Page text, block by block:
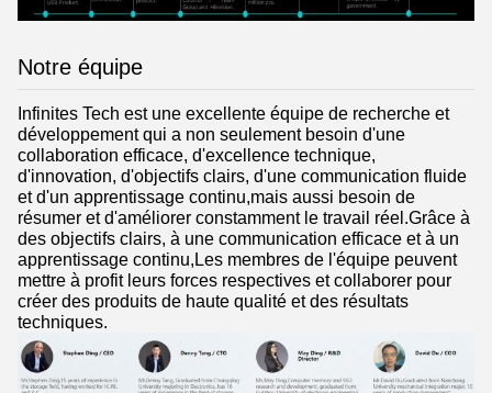
Notre équipe
Infinites Tech est une excellente équipe de recherche et
développement qui a non seulement besoin d'une
collaboration efficace, d'excellence technique,
d'innovation, d'objectifs clairs, d'une communication fluide
et d'un apprentissage continu,mais aussi besoin de
résumer et d'améliorer constamment le travail réel.Grâce à
des objectifs clairs, à une communication efficace et à un
apprentissage continu,Les membres de l'équipe peuvent
mettre à profit leurs forces respectives et collaborer pour
créer des produits de haute qualité et des résultats
techniques.